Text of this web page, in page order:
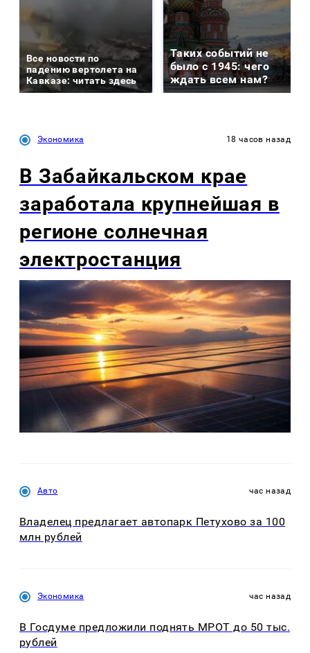
Все новости по
падению вертолета на
Кавказе: читать здесь
Таких событий не
было с 1945: чего
ждать всем нам?
Экономика 18 часов назад
В Забайкальском крае
заработала крупнейшая в
регионе солнечная
электростанция
Авто час назад
Владелец предлагает автопарк Петухово за 100
млн рублей
Экономика час назад
В Госдуме предложили поднять МРОТ до 50 тыс.
рублей